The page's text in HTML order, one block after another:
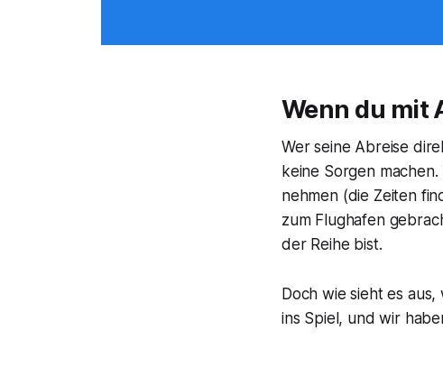
Wenn du mit
Wer seine Abreise
keine Sorgen
nehmen (die Zeiten
zum Flughafen
der Reihe bist.
Doch wie sieht es
ins Spiel, und wir